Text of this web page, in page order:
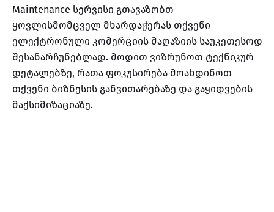
Maintenance სერვისი გთავაზობთ
ყოვლისმომცველ მხარდაჭერას თქვენი
ელექტრონული კომერციის მაღაზიის საუკეთესოდ
შესანარჩუნებლად. მოდით ვიზრუნოთ ტექნიკურ
დეტალებზე, რათა ფოკუსირება მოახდინოთ
თქვენი ბიზნესის განვითარებაზე და გაყიდვების
მაქსიმიზაციაზე.